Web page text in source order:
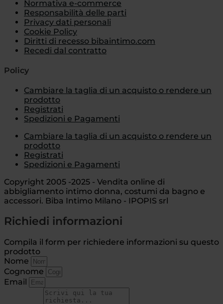
Normativa e-commerce
Responsabilità delle parti
Privacy dati personali
Cookie Policy
Diritti di recesso bibaintimo.com
Recedi dal contratto
Policy
Cambiare la taglia di un acquisto o rendere un
prodotto
Registrati
Spedizioni e Pagamenti
Cambiare la taglia di un acquisto o rendere un
prodotto
Registrati
Spedizioni e Pagamenti
Copyright 2005 -2025 - Vendita online di
abbigliamento intimo donna, costumi da bagno e
accessori. Biba Intimo Milano - IPOPIS srl
Richiedi informazioni
Compila il form per richiedere informazioni su questo
prodotto
Nome
Cognome
Email